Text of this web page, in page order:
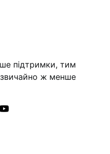
підтримки, тим
звичайно ж менше